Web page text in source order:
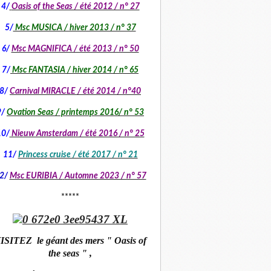
4/ Oasis of the Seas / été 2012 / n° 27
5/Msc MUSICA / hiver 2013 / n° 37
6/ Msc MAGNIFICA / été 2013 / n° 50
7/ Msc FANTASIA / hiver 2014 / n° 65
8/ Carnival MIRACLE / été 2014 / n°40
Ovation Seas / printemps 2016/ n° 53
Nieuw Amsterdam / été 2016 / n° 25
11/ Princess cruise / été 2017 / n° 21
Msc EURIBIA / Automne 2023 / n° 57
*****
le géant des mers " Oasis of
the seas " ,